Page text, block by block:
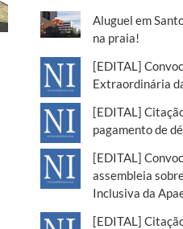
Aluguel em
na praia!
[EDITAL]
Extraordinária
[EDITAL]
pagamento de
[EDITAL]
assembleia
Inclusiva da
[EDITAL]